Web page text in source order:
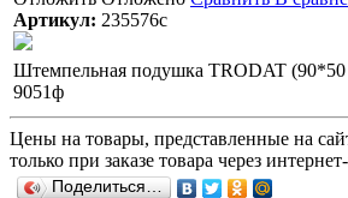
Артикул: 235576с
Штемпельная подушка TRODAT (90*50
9051ф
Цены на товары, представленные на
только при заказе товара через
Поделиться…